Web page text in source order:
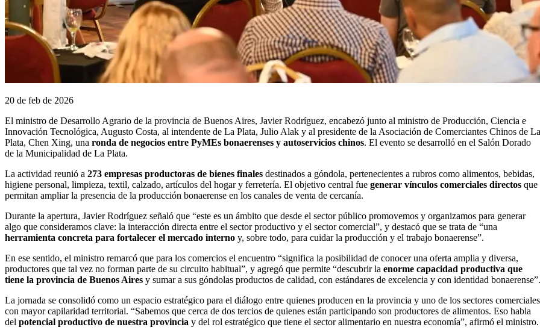
20 de feb de 2026
El ministro de Desarrollo Agrario de la provincia de Buenos Aires, Javier Rodríguez, encabezó junto al ministro de Producción, Ciencia e
Innovación Tecnológica, Augusto Costa, al intendente de La Plata, Julio Alak y al presidente de la Asociación de Comerciantes Chinos de La
Plata, Chen Xing, una ronda de negocios entre PyMEs bonaerenses y autoservicios chinos. El evento se desarrolló en el Salón Dorado
de la Municipalidad de La Plata.
La actividad reunió a 273 empresas productoras de bienes finales destinados a góndola, pertenecientes a rubros como alimentos, bebidas,
higiene personal, limpieza, textil, calzado, artículos del hogar y ferretería. El objetivo central fue generar vínculos comerciales directos que
permitan ampliar la presencia de la producción bonaerense en los canales de venta de cercanía.
Durante la apertura, Javier Rodríguez señaló que “este es un ámbito que desde el sector público promovemos y organizamos para generar
algo que consideramos clave: la interacción directa entre el sector productivo y el sector comercial”, y destacó que se trata de “una
herramienta concreta para fortalecer el mercado interno y, sobre todo, para cuidar la producción y el trabajo bonaerense”.
En ese sentido, el ministro remarcó que para los comercios el encuentro “significa la posibilidad de conocer una oferta amplia y diversa,
productores que tal vez no forman parte de su circuito habitual”, y agregó que permite “descubrir la enorme capacidad productiva que
tiene la provincia de Buenos Aires y sumar a sus góndolas productos de calidad, con estándares de excelencia y con identidad bonaerense”.
La jornada se consolidó como un espacio estratégico para el diálogo entre quienes producen en la provincia y uno de los sectores comerciales
con mayor capilaridad territorial. “Sabemos que cerca de dos tercios de quienes están participando son productores de alimentos. Eso habla
del potencial productivo de nuestra provincia y del rol estratégico que tiene el sector alimentario en nuestra economía”, afirmó el ministro.